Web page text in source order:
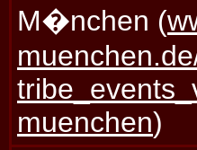
M�nchen (
muenchen)